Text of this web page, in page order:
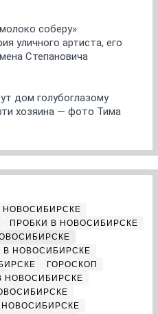
соберу»:
уличного артиста, его
Степановича
дом голубоглазому
хозяина — фото Тима
НОВОСИБИРСКЕ
ПРОБКИ В НОВОСИБИРСКЕ
В НОВОСИБИРСКЕ
ГОРОСКОП
НОВОСИБИРСКЕ